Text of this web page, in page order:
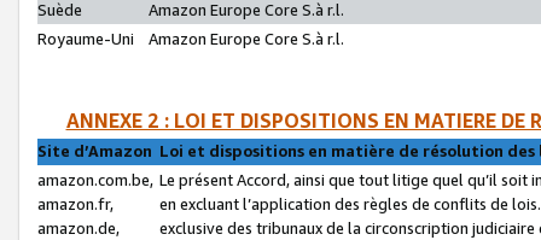
Suède
Amazon Europe Core S.à r.l.
Royaume-Uni
Amazon Europe Core S.à r.l.
ANNEXE 2 : LOI ET DISPOSITIONS EN MATIERE DE
Site d’Amazon Loi et dispositions en matière de résolution
amazon.com.be,
amazon.fr,
amazon.de,
Le présent Accord, ainsi que tout litige quel qu’il soit
en excluant l’application des règles de conflits de
exclusive des tribunaux de la circonscription